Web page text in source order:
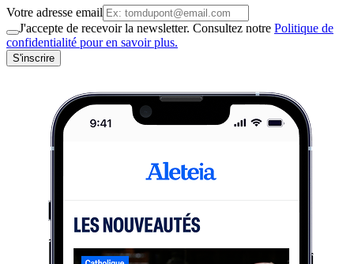
Votre adresse email
J'accepte de recevoir la newsletter. Consultez notre Politique de
confidentialité pour en savoir plus.
S'inscrire